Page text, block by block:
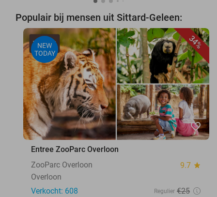
Populair bij mensen uit Sittard-Geleen:
34%
NEW
TODAY
favorite_border
Entree ZooParc Overloon
ZooParc Overloon
9.7 star
Overloon
Verkocht: 608
Regulier €25